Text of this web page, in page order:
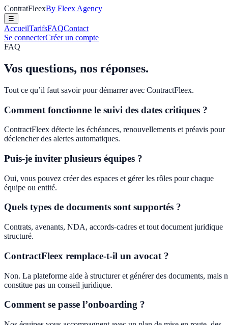
ContratFleexBy Fleex Agency
☰
AccueilTarifsFAQContact
Se connecterCréer un compte
FAQ
Vos questions, nos réponses.
Tout ce qu’il faut savoir pour démarrer avec ContractFleex.
Comment fonctionne le suivi des dates critiques ?
ContractFleex détecte les échéances, renouvellements et préavis pour
déclencher des alertes automatiques.
Puis-je inviter plusieurs équipes ?
Oui, vous pouvez créer des espaces et gérer les rôles pour chaque
équipe ou entité.
Quels types de documents sont supportés ?
Contrats, avenants, NDA, accords-cadres et tout document juridique
structuré.
ContractFleex remplace-t-il un avocat ?
Non. La plateforme aide à structurer et générer des documents, mais
constitue pas un conseil juridique.
Comment se passe l’onboarding ?